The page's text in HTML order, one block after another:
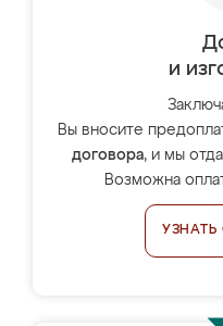
и
Вы вносите
договора, и мы
Возможна
УЗНАТЬ